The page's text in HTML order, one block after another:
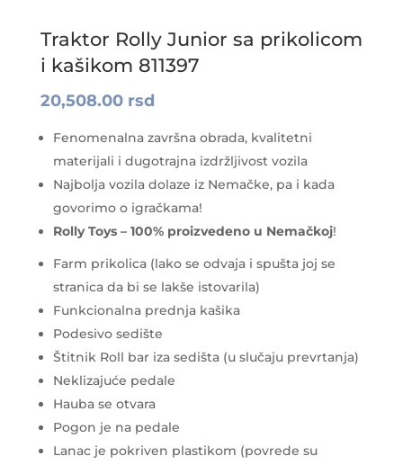
Traktor Rolly Junior sa prikolicom
i kašikom 811397
20,508.00 rsd
Fenomenalna završna obrada, kvalitetni
materijali i dugotrajna izdržljivost vozila
Najbolja vozila dolaze iz Nemačke, pa i kada
govorimo o igračkama!
Rolly Toys – 100% proizvedeno u Nemačkoj!
Farm prikolica (lako se odvaja i spušta joj se
stranica da bi se lakše istovarila)
Funkcionalna prednja kašika
Podesivo sedište
Štitnik Roll bar iza sedišta (u slučaju prevrtanja)
Neklizajuće pedale
Hauba se otvara
Pogon je na pedale
Lanac je pokriven plastikom (povrede su